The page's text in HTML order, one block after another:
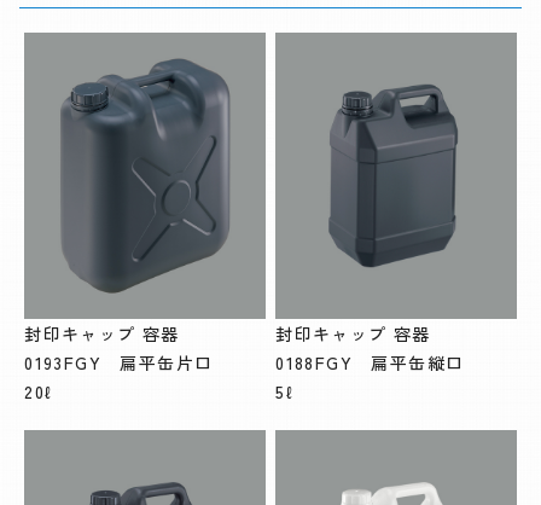
封印キャップ 容器
0193FGY 扁平缶片口
20ℓ
封印キャップ 容器
0188FGY 扁平缶縦口
5ℓ